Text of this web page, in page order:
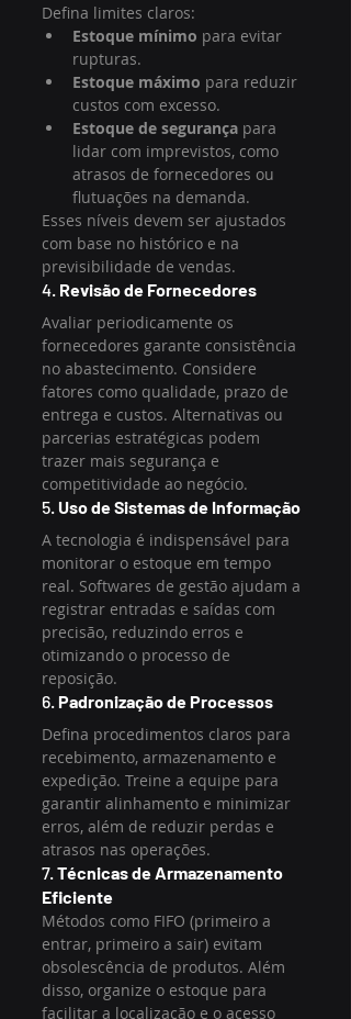
Defina limites claros:
Estoque mínimo para evitar
rupturas.
Estoque máximo para reduzir
custos com excesso.
Estoque de segurança para
lidar com imprevistos, como
atrasos de fornecedores ou
flutuações na demanda.
Esses níveis devem ser ajustados
com base no histórico e na
previsibilidade de vendas.
4. Revisão de Fornecedores
Avaliar periodicamente os
fornecedores garante consistência
no abastecimento. Considere
fatores como qualidade, prazo de
entrega e custos. Alternativas ou
parcerias estratégicas podem
trazer mais segurança e
competitividade ao negócio.
5. Uso de Sistemas de Informação
A tecnologia é indispensável para
monitorar o estoque em tempo
real. Softwares de gestão ajudam a
registrar entradas e saídas com
precisão, reduzindo erros e
otimizando o processo de
reposição.
6. Padronização de Processos
Defina procedimentos claros para
recebimento, armazenamento e
expedição. Treine a equipe para
garantir alinhamento e minimizar
erros, além de reduzir perdas e
atrasos nas operações.
7. Técnicas de Armazenamento
Eficiente
Métodos como FIFO (primeiro a
entrar, primeiro a sair) evitam
obsolescência de produtos. Além
disso, organize o estoque para
facilitar a localização e o acesso